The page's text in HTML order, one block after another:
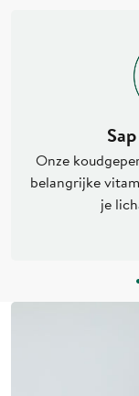
Onze
belangrijke
je